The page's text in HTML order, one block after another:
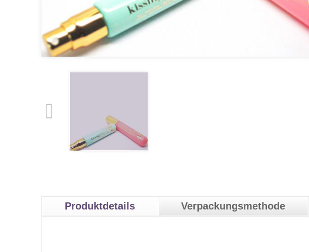
Produktdetails Verpackungsmethode